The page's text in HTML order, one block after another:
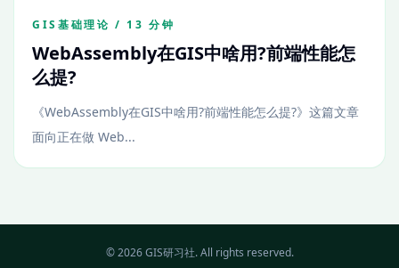
GIS基础理论 / 13 分钟
WebAssembly在GIS中啥用?前端性能怎
么提?
《WebAssembly在GIS中啥用?前端性能怎么提?》这篇文章
面向正在做 Web...
© 2026 GIS研习社. All rights reserved.